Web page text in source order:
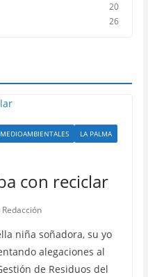
20
26
LA PALMA
con reciclar
niña soñadora, su yo
alegaciones al
de Residuos del